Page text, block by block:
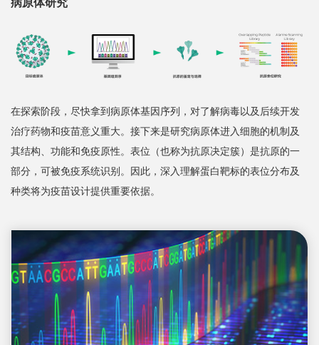
病原体研究
在探索阶段，尽快拿到病原体基因序列，对了解病毒以及后续开发
治疗药物和疫苗意义重大。接下来是研究病原体进入细胞的机制及
其结构、功能和免疫原性。表位（也称为抗原决定簇）是抗原的一
部分，可被免疫系统识别。因此，深入理解蛋白靶标的表位分布及
种类将为疫苗设计提供重要依据。